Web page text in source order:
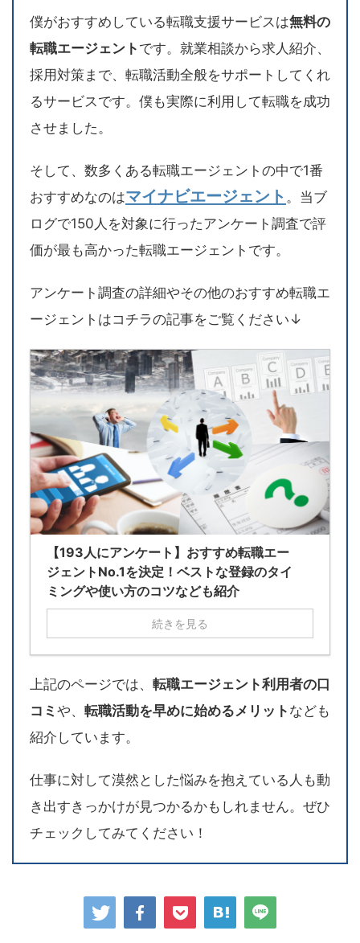
僕がおすすめしている転職支援サービスは無料の
転職エージェント です。就業相談から求人紹介、
採用対策まで、転職活動全般をサポートしてくれ
るサービスです。僕も実際に利用して転職を成功
させました。
そして、数多くある転職エージェントの中で1番
おすすめなのはマイナビエージェント 。当ブ
ログで150人を対象に行ったアンケート調査で評
価が最も高かった転職エージェントです。
アンケート調査の詳細やその他のおすすめ転職エ
ージェントはコチラの記事をご覧ください↓
【193人にアンケート】おすすめ転職エー
ジェントNo.1を決定！ベストな登録のタイ
ミングや使い方のコツなども紹介
続きを見る
上記のページでは、 転職エージェント利用者の口
コミ や、 転職活動を早めに始めるメリット なども
紹介しています。
仕事に対して漠然とした悩みを抱えている人も動
き出すきっかけが見つかるかもしれません。ぜひ
チェックしてみてください！